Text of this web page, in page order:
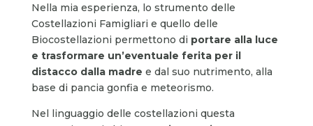
Nella mia esperienza, lo strumento delle
Costellazioni Famigliari e quello delle
Biocostellazioni permettono di portare alla luce
e trasformare un’eventuale ferita per il
distacco dalla madre e dal suo nutrimento, alla
base di pancia gonfia e meteorismo.
Nel linguaggio delle costellazioni questa